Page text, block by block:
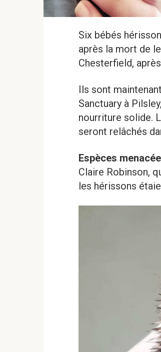
Six bébés
après la mort de
Chesterfield,
Ils sont
Sanctuary à
nourriture solide.
seront relâchés
Espèces
Claire Robinson,
les hérissons